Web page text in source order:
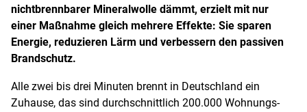
nichtbrennbarer Mineralwolle dämmt, erzielt mit nur
einer Maßnahme gleich mehrere Effekte: Sie sparen
Energie, reduzieren Lärm und verbessern den passiven
Brandschutz.
Alle zwei bis drei Minuten brennt in Deutschland ein
Zuhause, das sind durchschnittlich 200.000 Wohnungs-